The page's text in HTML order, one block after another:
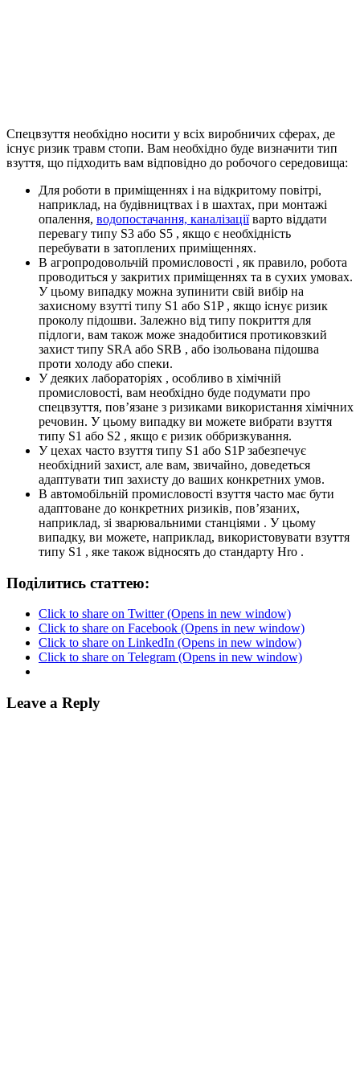
Спецвзуття необхідно носити у всіх виробничих сферах, де
існує ризик травм стопи. Вам необхідно буде визначити тип
взуття, що підходить вам відповідно до робочого середовища:
Для роботи в приміщеннях і на відкритому повітрі,
наприклад, на будівництвах і в шахтах, при монтажі
опалення, водопостачання, каналізаціїварто віддати
перевагу типу S3 або S5 , якщо є необхідність
перебувати в затоплених приміщеннях.
В агропродовольчій промисловості , як правило, робота
проводиться у закритих приміщеннях та в сухих умовах.
У цьому випадку можна зупинити свій вибір на
захисному взутті типу S1 або S1P , якщо існує ризик
проколу підошви. Залежно від типу покриття для
підлоги, вам також може знадобитися протиковзкий
захист типу SRA або SRB , або ізольована підошва
проти холоду або спеки.
У деяких лабораторіях , особливо в хімічній
промисловості, вам необхідно буде подумати про
спецвзуття, пов’язане з ризиками використання хімічних
речовин. У цьому випадку ви можете вибрати взуття
типу S1 або S2 , якщо є ризик оббризкування.
У цехах часто взуття типу S1 або S1P забезпечує
необхідний захист, але вам, звичайно, доведеться
адаптувати тип захисту до ваших конкретних умов.
В автомобільній промисловості взуття часто має бути
адаптоване до конкретних ризиків, пов’язаних,
наприклад, зі зварювальними станціями . У цьому
випадку, ви можете, наприклад, використовувати взуття
типу S1 , яке також відносять до стандарту Hro .
Поділитись статтею:
Click to share on Twitter (Opens in new window)
Click to share on Facebook (Opens in new window)
Click to share on LinkedIn (Opens in new window)
Click to share on Telegram (Opens in new window)
Leave a Reply